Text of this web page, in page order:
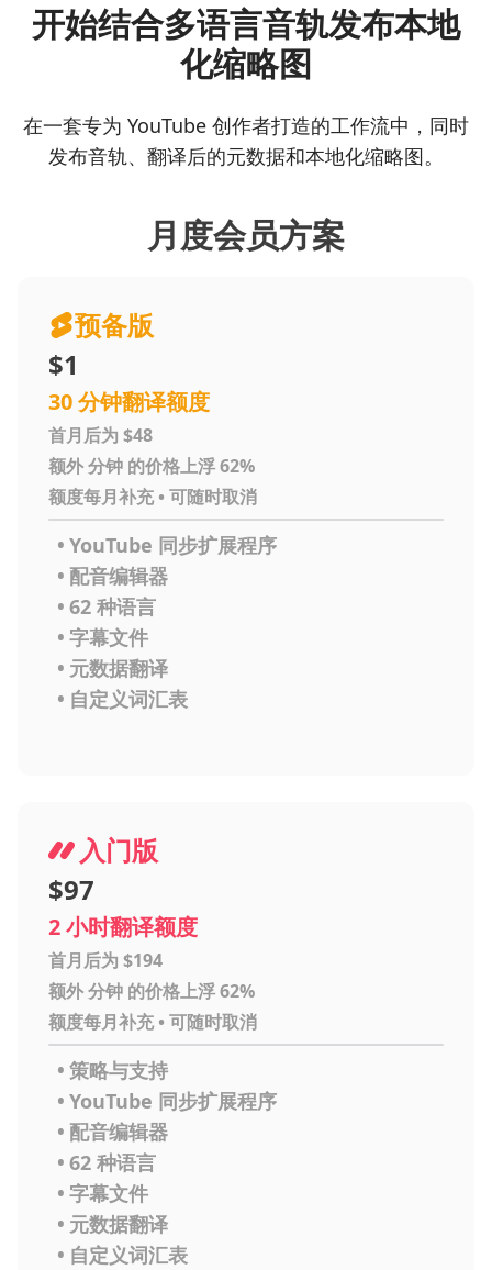
开始结合多语言音轨发布本地
化缩略图
在一套专为 YouTube 创作者打造的工作流中，同时
发布音轨、翻译后的元数据和本地化缩略图。
月度会员方案
预备版
$1
30 分钟翻译额度
首月后为 $48
额外 分钟 的价格上浮 62%
额度每月补充 • 可随时取消
• YouTube 同步扩展程序
• 配音编辑器
• 62 种语言
• 字幕文件
• 元数据翻译
• 自定义词汇表
入门版
$97
2 小时翻译额度
首月后为 $194
额外 分钟 的价格上浮 62%
额度每月补充 • 可随时取消
• 策略与支持
• YouTube 同步扩展程序
• 配音编辑器
• 62 种语言
• 字幕文件
• 元数据翻译
• 自定义词汇表